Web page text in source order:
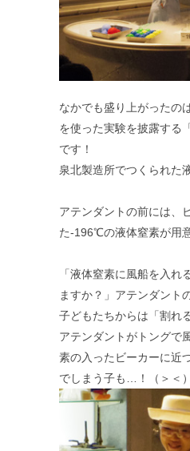
なかでも盛り上がったの
を使った実験を披露する
です！
泉北製造所でつくられた
アテンダントの前には、
た-196℃の液体窒素が用
「液体窒素に風船を入れ
ますか？」アテンダント
子どもたちからは「割れ
アテンダントがトングで
素の入ったビーカーに近
でしまう子も…！（＞＜）